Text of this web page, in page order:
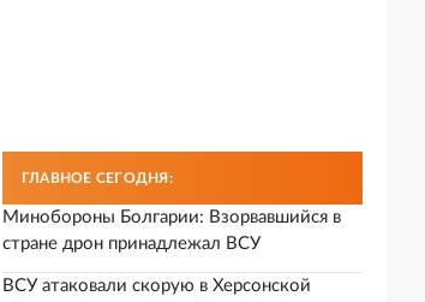
ГЛАВНОЕ СЕГОДНЯ:
Минобороны Болгарии: Взорвавшийся в
стране дрон принадлежал ВСУ
ВСУ атаковали скорую в Херсонской